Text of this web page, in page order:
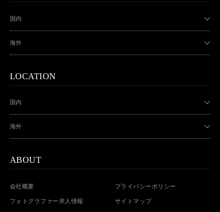
国内
海外
LOCATION
国内
海外
ABOUT
会社概要 プライバシーポリシー
フォトグラファー求人情報 サイトマップ